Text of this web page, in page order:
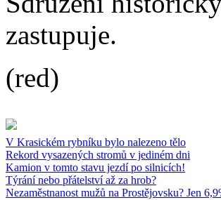
zastupuje.
(red)
V Krasickém rybníku bylo nalezeno tělo
Rekord vysazených stromů v jediném dni
Kamion v tomto stavu jezdí po silnicích!
Týrání nebo přátelství až za hrob?
Nezaměstnanost mužů na Prostějovsku? Jen